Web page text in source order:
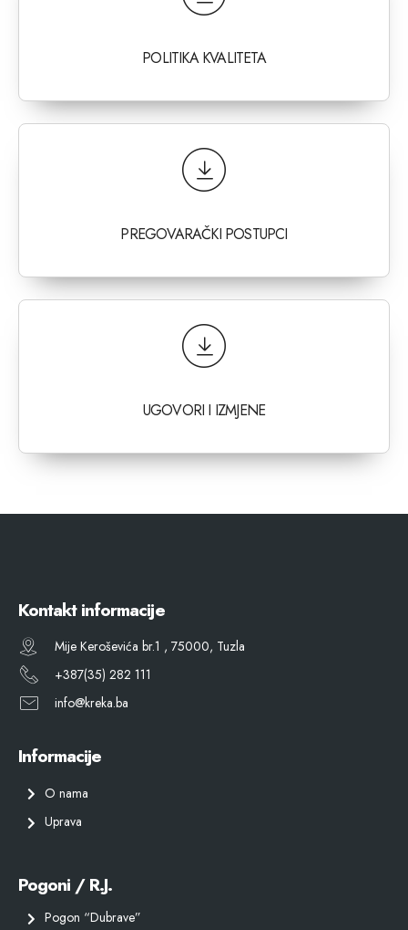
POLITIKA KVALITETA
PREGOVARAČKI POSTUPCI
UGOVORI I IZMJENE
Kontakt informacije
Mije Keroševića br.1 , 75000, Tuzla
+387(35) 282 111
info@kreka.ba
Informacije
O nama
Uprava
Pogoni / R.J.
Pogon “Dubrave”